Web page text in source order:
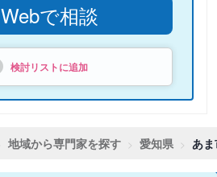
Webで相談
検討リストに追加
地域から専門家を探す 愛知県 あ